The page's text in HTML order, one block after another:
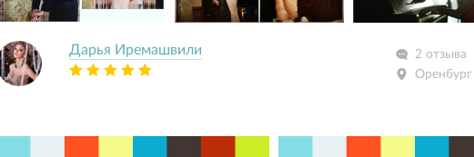
Дарья Иремашвили
2 отзыва
Оренбург